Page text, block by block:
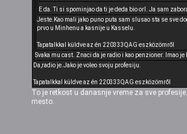
E da. Ti si spominjao da ti je deda bio orl. Ja sam
Jeste.Kao mali jako puno puta sam slusao sta se sve
prvo u Minhenu a kasnije u Kasselu.
Tapatalkkal küldve az én 220333QAG eszközömről
Svaka mu cast. Znaci da je radio i kao penzioner. Imao
Da,radio je.Jako je voleo svoju profesiju.
Tapatalkkal küldve az én 220333QAG eszközömről
To je retkost u danasnje vreme za sve
mesto.